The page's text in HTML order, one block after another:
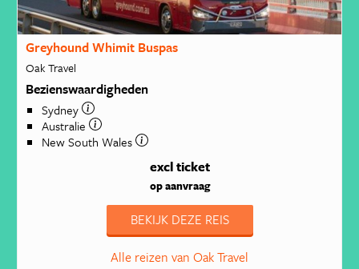
Greyhound Whimit Buspas
Oak Travel
Bezienswaardigheden
Sydney
Australie
New South Wales
excl ticket
op aanvraag
BEKIJK DEZE REIS
Alle reizen van Oak Travel